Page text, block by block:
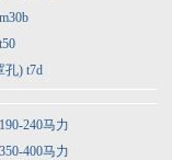
m30b
t50
孔) t7d
190-240马力
350-400马力